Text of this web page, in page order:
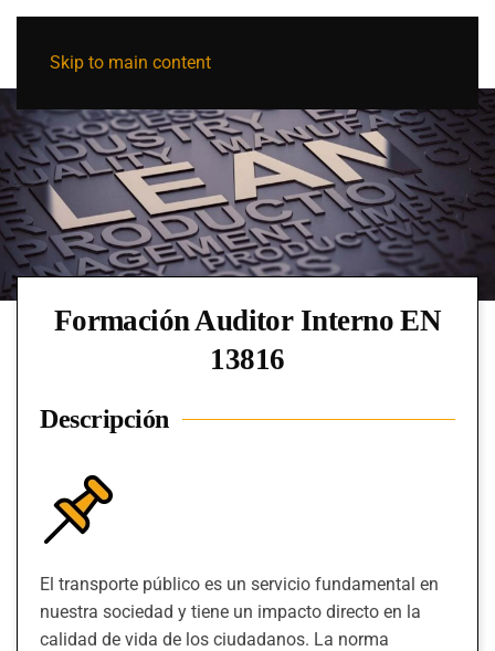
Skip to main content
Formación Auditor Interno EN
13816
Descripción
El transporte público es un servicio fundamental en
nuestra sociedad y tiene un impacto directo en la
calidad de vida de los ciudadanos. La norma